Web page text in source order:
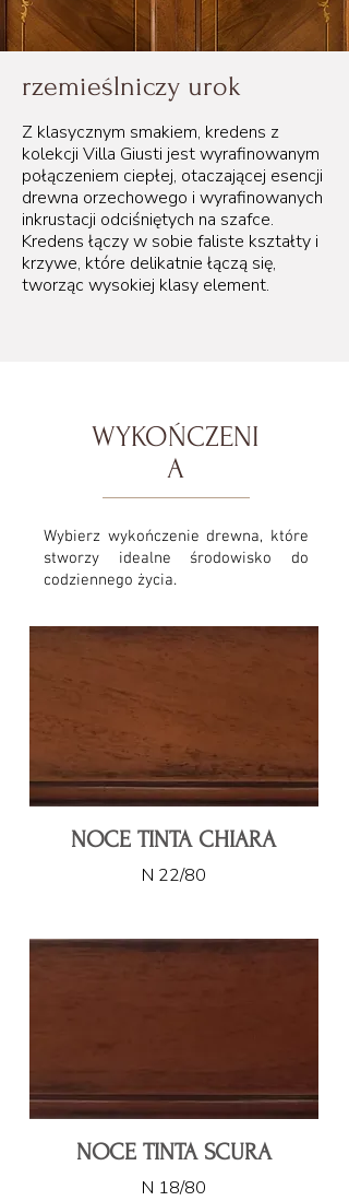
rzemieślniczy urok
Z klasycznym smakiem, kredens z
kolekcji Villa Giusti jest wyrafinowanym
połączeniem ciepłej, otaczającej esencji
drewna orzechowego i wyrafinowanych
inkrustacji odciśniętych na szafce.
Kredens łączy w sobie faliste kształty i
krzywe, które delikatnie łączą się,
tworząc wysokiej klasy element.
WYKOŃCZENI
A
Wybierz wykończenie drewna, które
stworzy idealne środowisko do
codziennego życia.
NOCE TINTA CHIARA
N 22/80
NOCE TINTA SCURA
N 18/80